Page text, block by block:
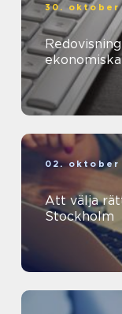
30. oktober
02. oktober
Att välja
Stockholm